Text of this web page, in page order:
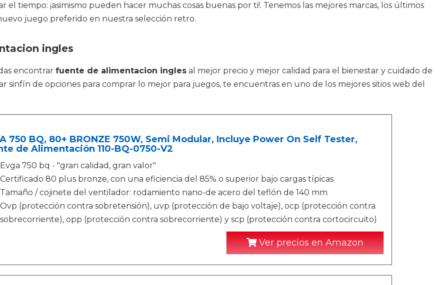
tiempo: ¡asimismo pueden hacer muchas cosas buenas por ti!. Tenemos las mejores marcas, los últimos
juego preferido en nuestra selección retro.
ingles
encontrar fuente de alimentacion ingles al mejor precio y mejor calidad para el bienestar y cuidado de
de opciones para comprar lo mejor para juegos, te encuentras en uno de los mejores sitios web del
750 BQ, 80+ BRONZE 750W, Semi Modular, Incluye Power On Self Tester,
de Alimentación 110-BQ-0750-V2
Evga 750 bq - "gran calidad, gran valor"
Certificado 80 plus bronze, con una eficiencia del 85% o superior bajo cargas típicas
Tamaño / cojinete del ventilador: rodamiento nano-de acero del teflón de 140 mm
Ovp (protección contra sobretensión), uvp (protección de bajo voltaje), ocp (protección contra
sobrecorriente), opp (protección contra sobrecorriente) y scp (protección contra cortocircuito)
Ver precios en Amazon